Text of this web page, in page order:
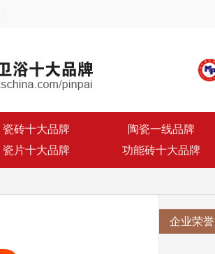
瓷砖十大品牌 陶瓷一线品牌
瓷片十大品牌 功能砖十大品牌
企业荣誉